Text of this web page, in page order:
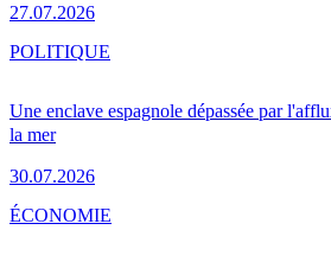
27.07.2026
Une enclave espagnole dépassée par
la mer
30.07.2026
POLITIQUE
ÉCONOMIE